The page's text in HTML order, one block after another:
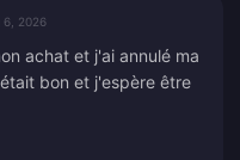
6, 2026
achat et j'ai annulé ma
bon et j'espère être